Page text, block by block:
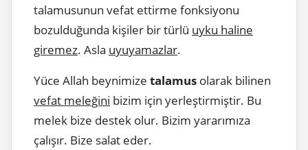
talamusunun vefat ettirme fonksiyonu
bozulduğunda kişiler bir türlü uyku haline
giremez. Asla uyuyamazlar.
Yüce Allah beynimize talamus olarak bilinen
vefat meleğini bizim için yerleştirmiştir. Bu
melek bize destek olur. Bizim yararımıza
çalışır. Bize salat eder.